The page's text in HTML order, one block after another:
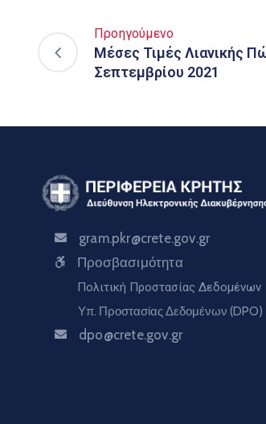
Προηγούμενο
Μέσες Τιμές Λιανικής
Σεπτεμβρίου 2021
gram.pkr@crete.gov.gr
Προσβασιμότητα
Πολιτική Προστασίας Δεδομένων
Υπ. Προστασίας Δεδομένων (DPO)
dpo@crete.gov.gr